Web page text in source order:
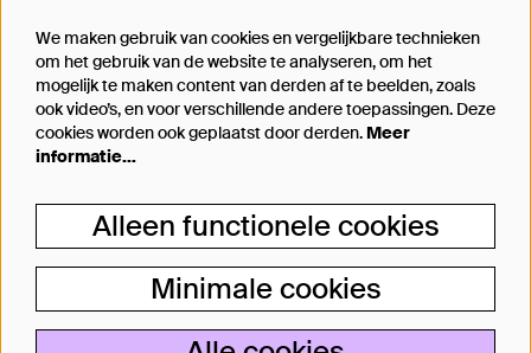
Inschrijven
Steun Theater Bellevue
Je kunt Theater Bellevue ook steunen, van
een kleine donatie bij aankoop van jouw
kaartje tot aan particulier producent.
We maken gebruik van cookies en vergelijkbare technieken
om het gebruik van de website te analyseren, om het
mogelijk te maken content van derden af te beelden, zoals
ook video’s, en voor verschillende andere toepassingen. Deze
cookies worden ook geplaatst door derden. Meer
informatie…
Alleen functionele cookies
Minimale cookies